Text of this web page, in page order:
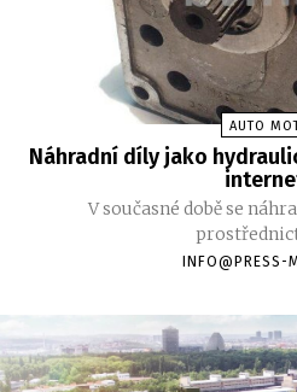
AUTO
Náhradní díly jako
V současné době se
INFO@PRESS-